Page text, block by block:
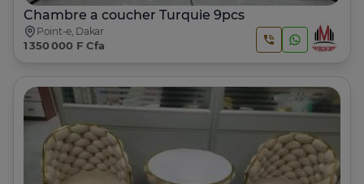
Chambre a coucher Turquie 9pcs
Point-e, Dakar
1 350 000 F Cfa